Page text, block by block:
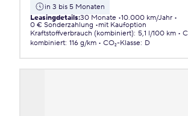
in 3 bis 5 Monaten
Leasingdetails:30 Monate 10.000 km/Jahr
0 € Sonderzahlung
mit Kaufoption
Kraftstoffverbrauch (kombiniert): 5,1 l/100 km
kombiniert: 116 g/km CO₂-Klasse: D